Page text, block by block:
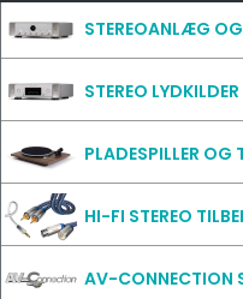
STEREOANLÆG
STEREO LYDKILDER
PLADESPILLER OG
HI-FI STEREO
AV-CONNECTION